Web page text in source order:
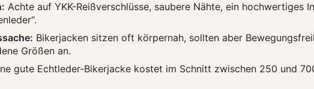
Achte auf YKK-Reißverschlüsse, saubere Nähte, ein hochwertiges
Bikerjacken sitzen oft körpernah, sollten aber
Größen an.
gute Echtleder-Bikerjacke kostet im Schnitt zwischen 250 und